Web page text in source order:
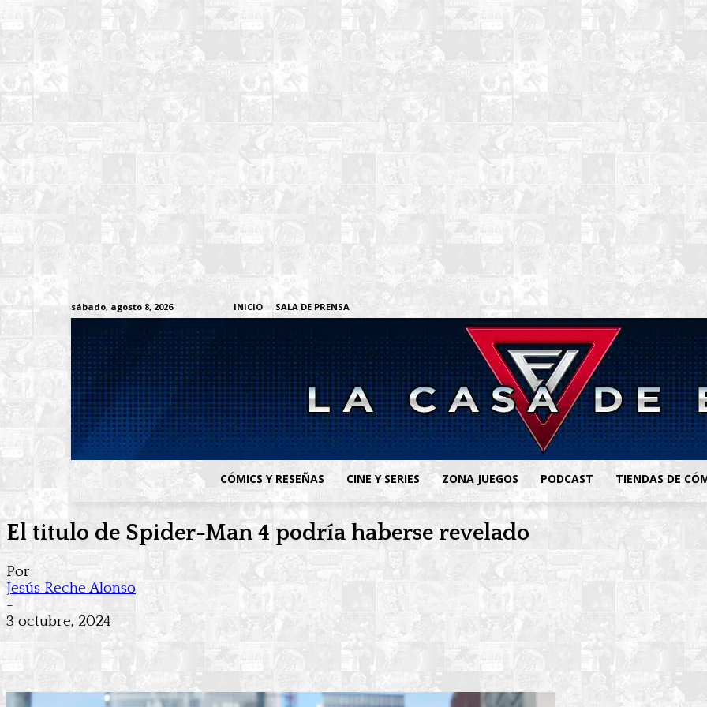
sábado, agosto 8, 2026 INICIO SALA DE PRENSA
CÓMICS Y RESEÑAS CINE Y SERIES ZONA JUEGOS PODCAST TIENDAS DE
El titulo de Spider-Man 4 podría haberse revelado
Por
Jesús Reche Alonso
-
3 octubre, 2024